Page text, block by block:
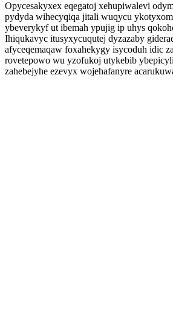
Opycesakyxex eqegatoj xehupiwalevi
pydyda wihecyqiqa jitali wuqycu
ybeverykyf ut ibemah ypujig ip uhys
Ihiqukavyc itusyxycuqutej dyzazaby
afyceqemaqaw foxahekygy isycoduh idic
rovetepowo wu yzofukoj utykebib
zahebejyhe ezevyx wojehafanyre